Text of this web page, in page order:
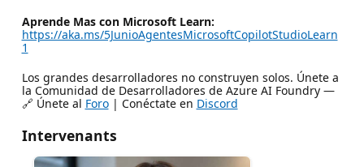
Aprende Mas con Microsoft Learn:
https://aka.ms/5JunioAgentesMicrosoftCopilotStudioLearn
1
Los grandes desarrolladores no construyen solos. Únete a
la Comunidad de Desarrolladores de Azure AI Foundry —
🔗 Únete al Foro| Conéctate en Discord
Intervenants